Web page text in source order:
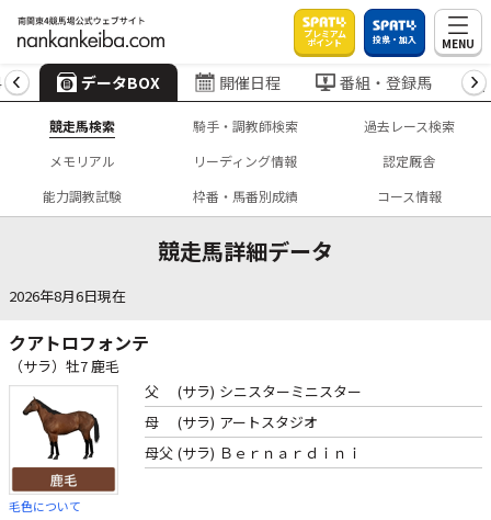
プレミアム
ポイント 投票・加入 MENU
データBOX 開催日程 番組・登録馬
競走馬検索 騎手・調教師検索
過去レース検索
メモリアル
リーディング情報
認定厩舎
能力調教試験
枠番・馬番別成績 コース情報
競走馬詳細データ
2026年8月6日現在
クアトロフォンテ
（サラ）牡7 鹿毛
毛色について
父 (サラ) シニスターミニスター
母
(サラ) アートスタジオ
母父 (サラ) Ｂｅｒｎａｒｄｉｎｉ